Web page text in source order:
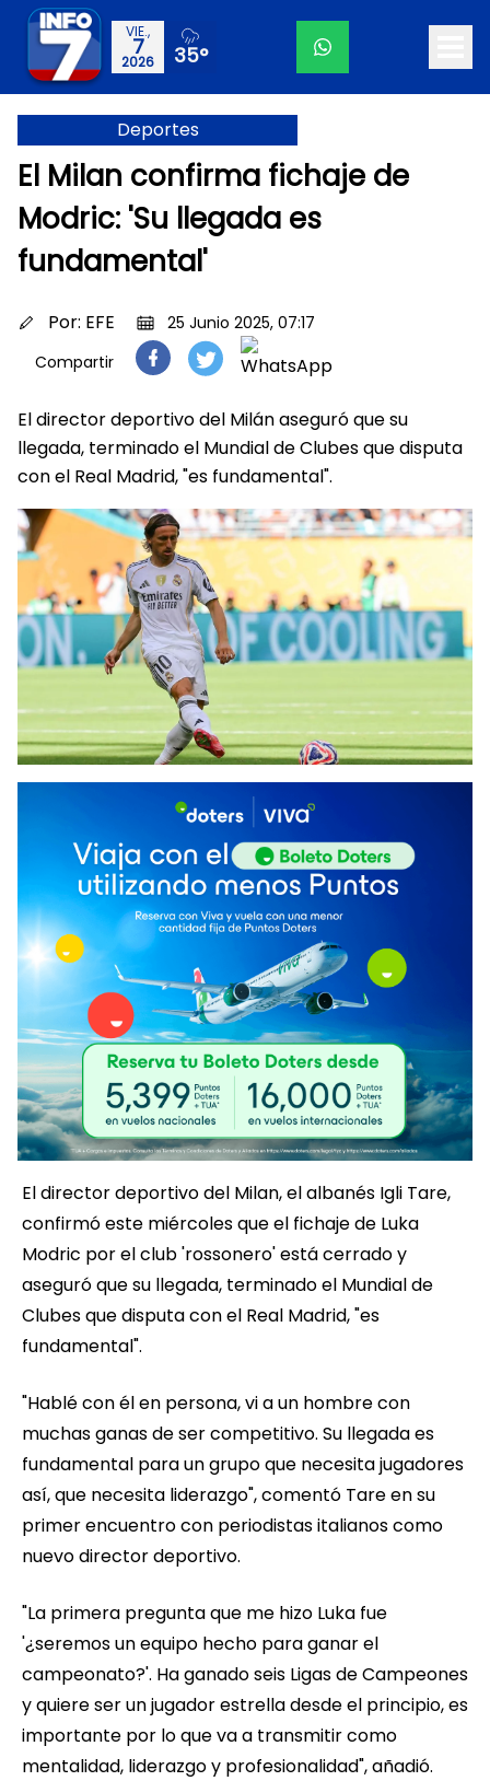
VIE.,
7
2026 35°
Deportes
El Milan confirma fichaje de
Modric: 'Su llegada es
fundamental'
Por: EFE
25 Junio 2025, 07:17
Compartir
El director deportivo del Milán aseguró que su
llegada, terminado el Mundial de Clubes que disputa
con el Real Madrid, "es fundamental".
El director deportivo del Milan, el albanés Igli Tare,
confirmó este miércoles que el fichaje de Luka
Modric por el club 'rossonero' está cerrado y
aseguró que su llegada, terminado el Mundial de
Clubes que disputa con el Real Madrid, "es
fundamental".
"Hablé con él en persona, vi a un hombre con
muchas ganas de ser competitivo. Su llegada es
fundamental para un grupo que necesita jugadores
así, que necesita liderazgo", comentó Tare en su
primer encuentro con periodistas italianos como
nuevo director deportivo.
"La primera pregunta que me hizo Luka fue
'¿seremos un equipo hecho para ganar el
campeonato?'. Ha ganado seis Ligas de Campeones
y quiere ser un jugador estrella desde el principio, es
importante por lo que va a transmitir como
mentalidad, liderazgo y profesionalidad", añadió.